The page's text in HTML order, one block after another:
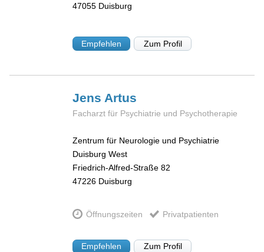
47055 Duisburg
Empfehlen Zum Profil
Jens Artus
Facharzt für Psychiatrie und Psychotherapie
Zentrum für Neurologie und Psychiatrie
Duisburg West
Friedrich-Alfred-Straße 82
47226 Duisburg
Öffnungszeiten Privatpatienten
Empfehlen Zum Profil